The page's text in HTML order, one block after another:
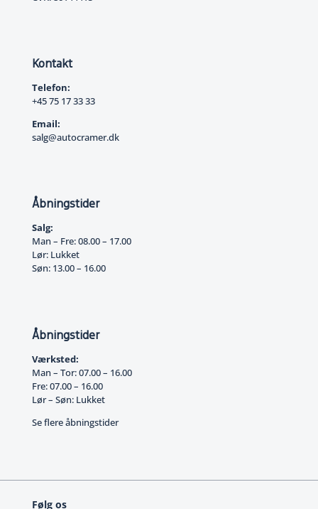
Kontakt
Telefon:
+45 75 17 33 33
Email:
salg@autocramer.dk
Åbningstider
Salg:
Man – Fre: 08.00 – 17.00
Lør: Lukket
Søn: 13.00 – 16.00
Åbningstider
Værksted:
Man – Tor: 07.00 – 16.00
Fre: 07.00 – 16.00
Lør – Søn: Lukket
Se flere åbningstider
Følg os